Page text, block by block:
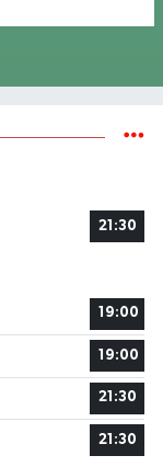
21:30
19:00
19:00
21:30
21:30